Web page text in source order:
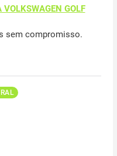
VOLKSWAGEN GOLF
sem compromisso.